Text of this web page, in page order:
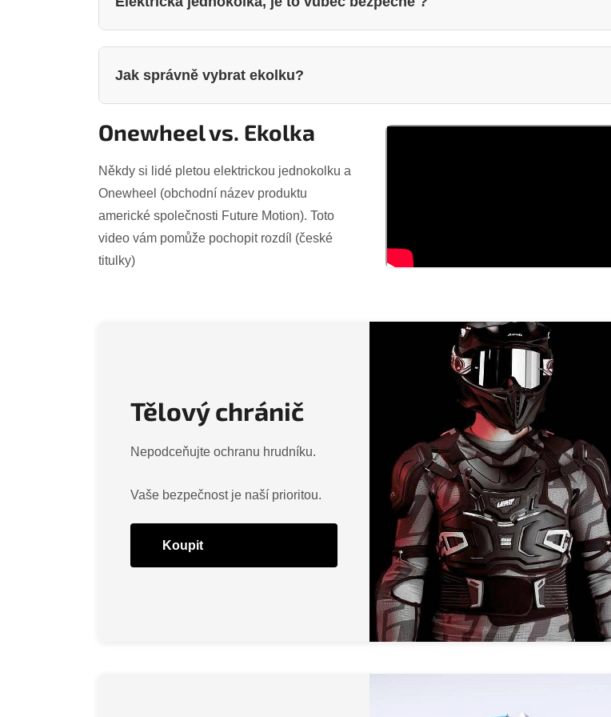
kole. Navíc ke každé zakoupené u nás v ekolce nabízíme lekci zdarma.
bezpečnější jízdu. Avšak vždy doporučujme mít na sobě chrániče, to platí jak pro ekolky
tak i pro elektrické koloběžky.
Jak správně vybrat ekolku?
doporučujeme vybírat fyzicky v naší kamenné prodejně. Pokud takovou možnost nemáte,
maximální rychlost nebo dojezd. Pak stačí vybrat hledaný parametr ve filtrech, které se
nachází v levé časti webu nebo v doplňkových parametrech v popisu zboží . Snížíte tak
počet hledaných zařízení na minimum a výběr bude mnohem jednodušší.
Nabízíme pouze kvalitní značky a ověřené modely, proto koupě jakéhokoliv stroje z naší
nabídky nebude chybou. Naopak absence konkrétního modelu může ukazovat na to že
Onewheel vs. Ekolka
Někdy si lidé pletou elektrickou jednokolku a
Onewheel (obchodní název produktu
americké společnosti Future Motion). Toto
video vám pomůže pochopit rozdíl (české
titulky)
Tělový chránič
Nepodceňujte ochranu hrudníku.
Vaše bezpečnost je naší prioritou.
Koupit